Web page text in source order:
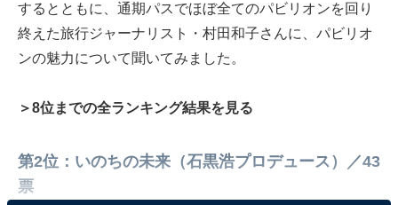
するとともに、通期パスでほぼ全てのパビリオンを回り
終えた旅行ジャーナリスト・村田和子さんに、パビリオ
ンの魅力について聞いてみました。
＞8位までの全ランキング結果を見る
第2位：いのちの未来（石黒浩プロデュース）／43
票